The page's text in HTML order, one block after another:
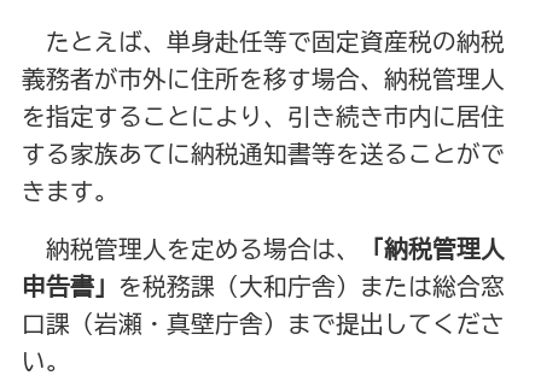
たとえば、単身赴任等で固定資産税の納税
義務者が市外に住所を移す場合、納税管理人
を指定することにより、引き続き市内に居住
する家族あてに納税通知書等を送ることがで
きます。
納税管理人を定める場合は、
「納税管理人
申告書」 を税務課（大和庁舎）または総合窓
口課（岩瀬・真壁庁舎）まで提出してくださ
い。